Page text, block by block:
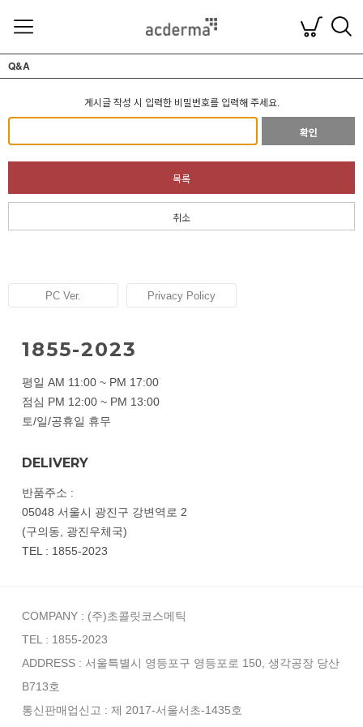
Q&A
게시글 작성 시 입력한 비밀번호를 입력해 주세요.
확인
목록
취소
PC Ver. Privacy Policy
1855-2023
평일 AM 11:00 ~ PM 17:00
점심 PM 12:00 ~ PM 13:00
토/일/공휴일 휴무
DELIVERY
반품주소 :
05048 서울시 광진구 강변역로 2
(구의동, 광진우체국)
TEL : 1855-2023
COMPANY : (주)초콜릿코스메틱
TEL : 1855-2023
ADDRESS : 서울특별시 영등포구 영등포로 150, 생각공장 당산
B713호
통신판매업신고 : 제 2017-서울서초-1435호